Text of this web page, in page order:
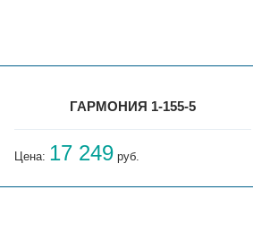
ГАРМОНИЯ 1-155-5
Цена: 17 249 руб.